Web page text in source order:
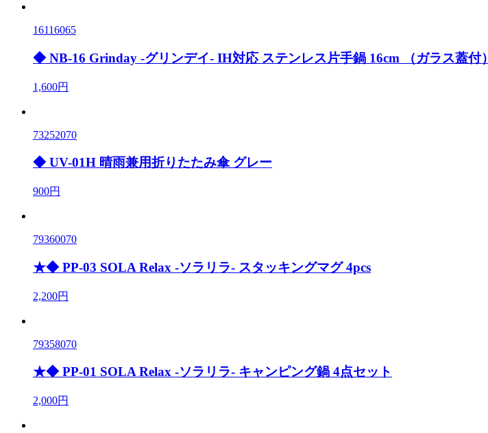
16116065
◆ NB-16 Grinday -グリンデイ- IH対応 ステンレス片手鍋 16cm （ガラス蓋付）
1,600円
73252070
◆ UV-01H 晴雨兼用折りたたみ傘 グレー
900円
79360070
★◆ PP-03 SOLA Relax -ソラリラ- スタッキングマグ 4pcs
2,200円
79358070
★◆ PP-01 SOLA Relax -ソラリラ- キャンピング鍋 4点セット
2,000円